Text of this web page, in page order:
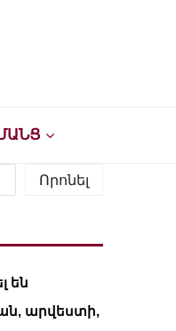
Որոնել
են
արվեստի,